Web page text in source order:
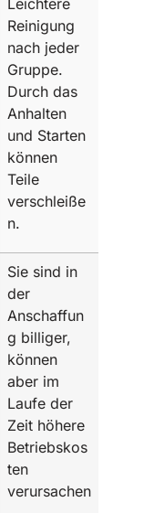
Leichtere
Reinigung
nach jeder
Gruppe.
Durch das
Anhalten
und Starten
können
Teile
verschleiße
n.
Sie sind in
der
Anschaffun
g billiger,
können
aber im
Laufe der
Zeit höhere
Betriebskos
ten
verursachen